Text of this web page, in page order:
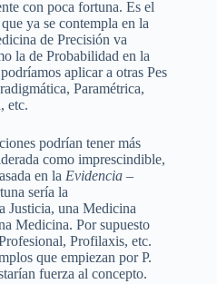
con poca fortuna. Es el
ya se contempla en la
de Precisión va
la de Probabilidad en la
aplicar a otras Pes
Paramétrica,
etc.
podrían tener más
como imprescindible,
en la Evidencia –
sería la
Justicia, una Medicina
Medicina. Por supuesto
Profilaxis, etc.
que empiezan por P.
fuerza al concepto.